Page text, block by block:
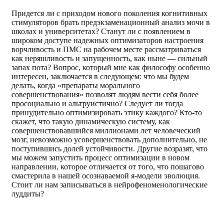
Придется ли с приходом нового поколения когнитивных
стимуляторов брать предэкзаменационный анализ мочи в
школах и университетах? Станут ли с появлением в
широком доступе надежных оптимизаторов настроения
ворчливость и ПМС на рабочем месте рассматриваться
как неряшливость и запущенность, как ныне — сильный
запах пота? Вопрос, который мне как философу особенно
интересен, заключается в следующем: что мы будем
делать, когда «препараты морального
совершенствования» позволят людям вести себя более
просоциально и альтруистично? Следует ли тогда
принудительно оптимизировать этику каждого? Кто-то
скажет, что такую динамическую систему, как
совершенствовавшийся миллионами лет человеческий
мозг, невозможно усовершенствовать дополнительно, не
поступившись долей устойчивости. Другие возразят, что
мы можем запустить процесс оптимизации в новом
направлении, которое отличается от того, что пошагово
смастерила в нашей осознаваемой я-модели эволюция.
Стоит ли нам записываться в нейрофеноменологические
луддиты?